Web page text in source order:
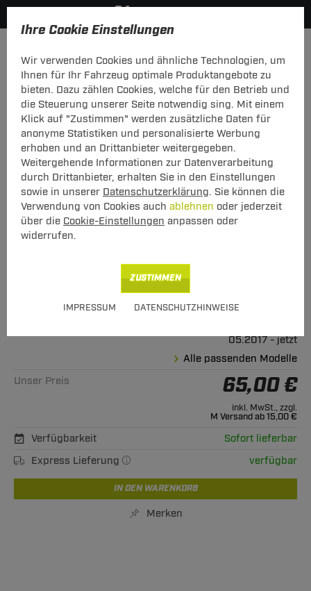
Ihre Cookie Einstellungen
Wir verwenden Cookies und ähnliche Technologien, um
Ihnen für Ihr Fahrzeug optimale Produktangebote zu
bieten. Dazu zählen Cookies, welche für den Betrieb und
die Steuerung unserer Seite notwendig sing. Mit einem
Klick auf "Zustimmen" werden zusätzliche Daten für
anonyme Statistiken und personalisierte Werbung
erhoben und an Drittanbieter weitergegeben.
Weitergehende Informationen zur Datenverarbeitung
durch Drittanbieter, erhalten Sie in den Einstellungen
sowie in unserer Datenschutzerklärung. Sie können die
Verwendung von Cookies auch ablehnen oder jederzeit
über die Cookie-Einstellungen anpassen oder
widerrufen.
IMPRESSUM DATENSCHUTZHINWEISE
ZUSTIMMEN
Hier geht's zur Fahrzeugübersicht: Ford Fiesta Fliessheck
G3 Dachträger Clop Ford Fiesta
Fliessheck 05.2017 - jetzt
mit geschlossener Dachreling
Geeignet für
05.2017 - jetzt
Alle passenden Modelle
Unser Preis
65,00 €
inkl. MwSt., zzgl.
M Versand ab 15,00 €
Verfügbarkeit
Sofort lieferbar
Express Lieferung
verfügbar
IN DEN WARENKORB
Merken